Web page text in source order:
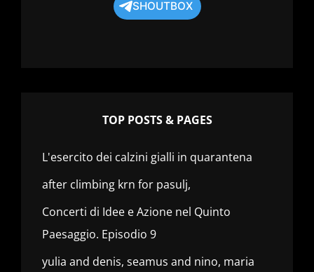
SHOUTBOX
TOP POSTS & PAGES
L'esercito dei calzini gialli in quarantena
after climbing krn for pasulj,
Concerti di Idee e Azione nel Quinto
Paesaggio. Episodio 9
yulia and denis, seamus and nino, maria